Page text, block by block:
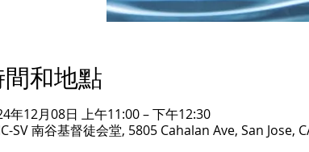
間和地點
年12月08日 上午11:00 – 下午12:30
SV 南谷基督徒会堂, 5805 Cahalan Ave, San Jose,